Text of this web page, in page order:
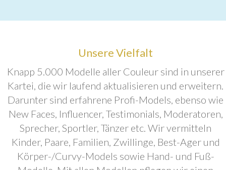
Unsere Vielfalt
Knapp 5.000 Modelle aller Couleur sind in unserer
Kartei, die wir laufend aktualisieren und erweitern.
Darunter sind erfahrene Profi-Models, ebenso wie
New Faces, Influencer, Testimonials, Moderatoren,
Sprecher, Sportler, Tänzer etc. Wir vermitteln
Kinder, Paare, Familien, Zwillinge, Best-Ager und
Körper-/Curvy-Models sowie Hand- und Fuß-